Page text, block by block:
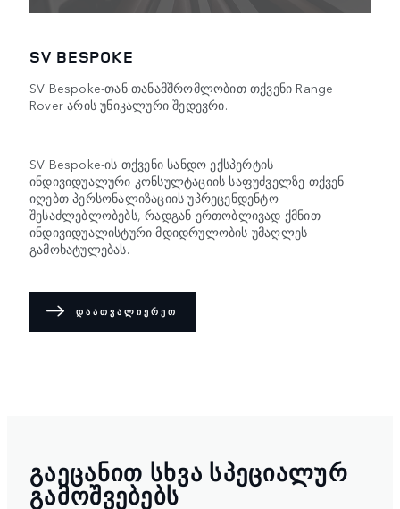
SV BESPOKE
SV Bespoke-თან თანამშრომლობით თქვენი Range
Rover არის უნიკალური შედევრი.
SV Bespoke-ის თქვენი სანდო ექსპერტის
ინდივიდუალური კონსულტაციის საფუძველზე თქვენ
იღებთ პერსონალიზაციის უპრეცენდენტო
შესაძლებლობებს, რადგან ერთობლივად ქმნით
ინდივიდუალისტური მდიდრულობის უმაღლეს
გამოხატულებას.
ᲓᲐᲐᲗᲕᲐᲚᲘᲔᲠᲔᲗ
ᲒᲐᲔᲪᲐᲜᲘᲗ ᲡᲮᲕᲐ ᲡᲞᲔᲪᲘᲐᲚᲣᲠ
ᲒᲐᲛᲝᲨᲕᲔᲑᲔᲑᲡ